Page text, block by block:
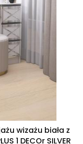
wizażu biała z
1 DECOr SILVER